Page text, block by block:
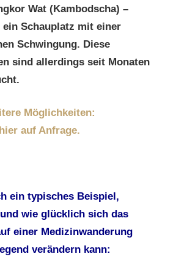
Wat (Kambodscha) –
Schauplatz mit einer
Schwingung. Diese
sind allerdings seit Monaten
Möglichkeiten:
hier auf Anfrage.
ein typisches Beispiel,
wie glücklich sich das
einer Medizinwanderung
verändern kann: